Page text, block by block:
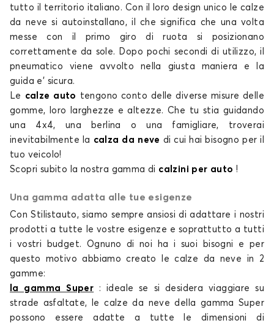
Calze da neve per
INFINITI
Calze da neve per
ISUZU
JAECOO
Calze da neve per
Calze da neve per
KIA
LANCIA
tutto il territorio italiano . Con il loro design unico lecalze
da neve si autoinstallano, il che significa che una volta
messe con il primo giro di ruota si posizionano
correttamente da sole. Dopo pochi secondi di utilizzo, il
pneumatico viene avvolto nella giusta maniera e la
guida e’ sicura.
Le calze auto tengono conto delle diverse misure delle
gomme, loro larghezze e altezze. Che tu stia guidando
una 4x4, una berlina o una famigliare, troverai
inevitabilmente la calza da neve di cui hai bisogno per il
tuo veicolo!
Scopri subito la nostra gamma di calzini per auto !
Una gamma adatta alle tue esigenze
Con Stilistauto, siamo sempre ansiosi di adattare i nostri
prodotti a tutte le vostre esigenze e soprattutto a tutti
i vostri budget. Ognuno di noi ha i suoi bisogni e per
questo motivo abbiamo creato lecalze da neve in 2
gamme:
la gamma Super : ideale se si desidera viaggiare su
strade asfaltate, lecalze da neve della gamma Super
possono essere adatte a tutte le dimensioni di